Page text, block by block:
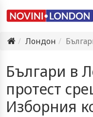
Лондон
Българи в
Българи в
протест
Изборния